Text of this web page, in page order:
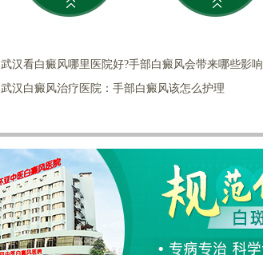
武汉看白癜风哪里医院好?手部白癜风会带来哪些影响
武汉白癜风治疗医院：手部白癜风该怎么护理